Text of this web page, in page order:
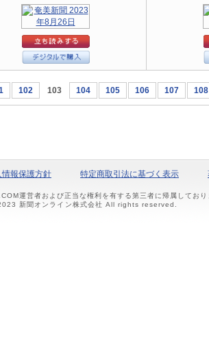
102 103 104 105 106 107 108
情報保護方針 特定商取引法に基づく表示
運営者および正当な権利を有する第三者に帰属してお
新聞オンライン株式会社 All rights reserved.